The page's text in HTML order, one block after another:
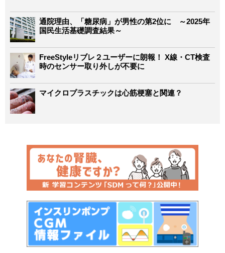
通院理由、「糖尿病」が男性の第2位に ～2025年
国民生活基礎調査結果～
FreeStyleリブレ２ユーザーに朗報！ X線・CT検査
時のセンサー取り外しが不要に
マイクロプラスチックは心筋梗塞と関連？